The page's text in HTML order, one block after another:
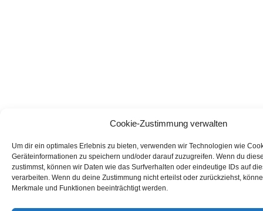
Cookie-Zustimmung verwalten
Um dir ein optimales Erlebnis zu bieten, verwenden wir Technologien wie
Geräteinformationen zu speichern und/oder darauf zuzugreifen. Wenn du
zustimmst, können wir Daten wie das Surfverhalten oder eindeutige IDs auf
verarbeiten. Wenn du deine Zustimmung nicht erteilst oder zurückziehst,
Merkmale und Funktionen beeinträchtigt werden.